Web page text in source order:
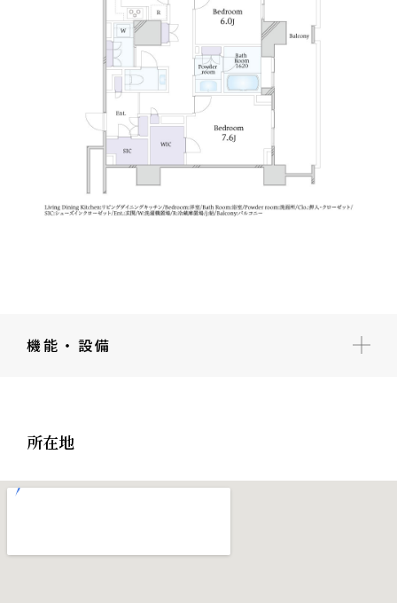
機能・設備
所在地